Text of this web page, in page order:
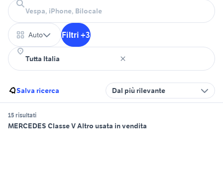
Auto Filtri +3
Salva ricerca Dal più rilevante
15 risultati
MERCEDES Classe V Altro usata in vendita